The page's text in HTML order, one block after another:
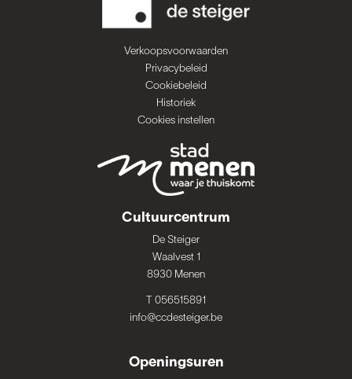
Verkoopsvoorwaarden
Privacybeleid
Cookiebeleid
Historiek
Cookies instellen
Cultuurcentrum
De Steiger
Waalvest 1
8930 Menen
T 056515891
info@ccdesteiger.be
Openingsuren